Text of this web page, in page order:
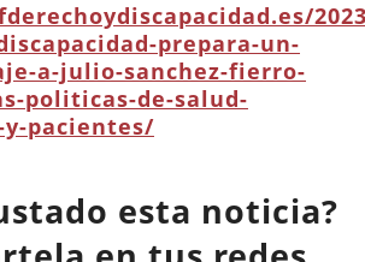
prepara-un-
a-julio-sanchez-fierro-
politicas-de-salud-
y-pacientes/
esta noticia?